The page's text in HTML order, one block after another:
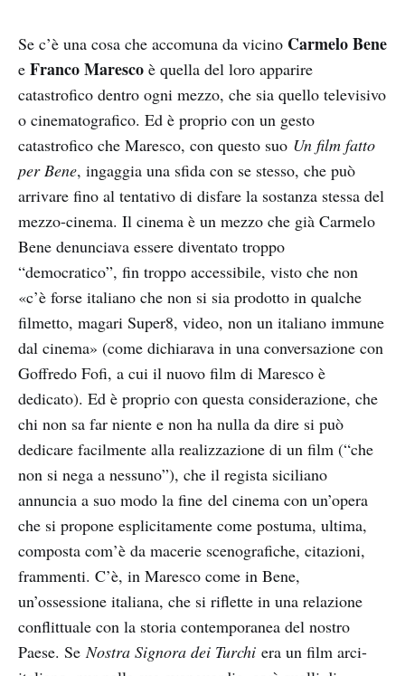
Se c’è una cosa che accomuna da vicino Carmelo Bene
e Franco Maresco è quella del loro apparire
catastrofico dentro ogni mezzo, che sia quello televisivo
o cinematografico. Ed è proprio con un gesto
catastrofico che Maresco, con questo suo Un film fatto
per Bene, ingaggia una sfida con se stesso, che può
arrivare fino al tentativo di disfare la sostanza stessa del
mezzo-cinema. Il cinema è un mezzo che già Carmelo
Bene denunciava essere diventato troppo
“democratico”, fin troppo accessibile, visto che non
«c’è forse italiano che non si sia prodotto in qualche
filmetto, magari Super8, video, non un italiano immune
dal cinema» (come dichiarava in una conversazione con
Goffredo Fofi, a cui il nuovo film di Maresco è
dedicato). Ed è proprio con questa considerazione, che
chi non sa far niente e non ha nulla da dire si può
dedicare facilmente alla realizzazione di un film (“che
non si nega a nessuno”), che il regista siciliano
annuncia a suo modo la fine del cinema con un’opera
che si propone esplicitamente come postuma, ultima,
composta com’è da macerie scenografiche, citazioni,
frammenti. C’è, in Maresco come in Bene,
un’ossessione italiana, che si riflette in una relazione
conflittuale con la storia contemporanea del nostro
Paese. Se Nostra Signora dei Turchi era un film arci-